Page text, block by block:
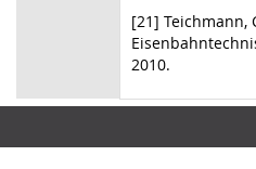
[21] Teichmann,
2010.